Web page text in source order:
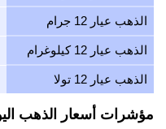
الذهب عيار 12 جرام
الذهب عيار 12 كيلوغرام
الذهب عيار 12 تولا
مؤشرات أسعار الذهب